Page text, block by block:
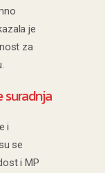
je
za
suradnja
i
se
i MP